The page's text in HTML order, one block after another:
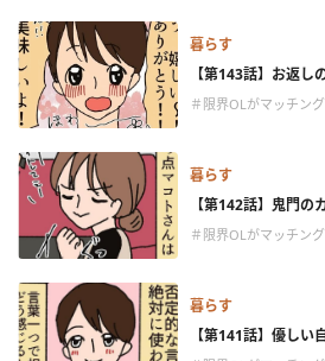
暮らす
【第143話】お返し
＃限界OLがマッチン
暮らす
【第142話】鬼門の
＃限界OLがマッチン
暮らす
【第141話】優しい